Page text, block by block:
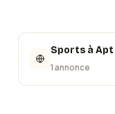
Sports à Apt
1 annonce